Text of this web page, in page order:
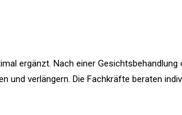
ergänzt. Nach einer Gesichtsbehandlung
und verlängern. Die Fachkräfte beraten